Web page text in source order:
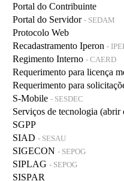
Portal do Contribuinte
Portal do Servidor - SEDAM
Protocolo Web
Recadastramento Iperon -
Regimento Interno - CAERD
Requerimento para licença
Requerimento para
S-Mobile - SESDEC
Serviços de tecnologia (abrir
SGPP
SIAD - SESAU
SIGECON - SEPOG
SIPLAG - SEPOG
SISPAR